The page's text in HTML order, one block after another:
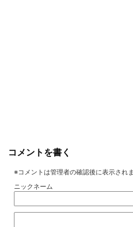
コメントを書く
※コメントは管理者の確認後に表示されま
ニックネーム